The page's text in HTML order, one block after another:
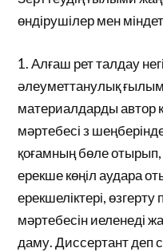
өндірушілер мен
1. Алғаш рет талдау
әлеуметтанулық
материалдарды автор
мәртебесі з
қоғамның бөле отырып,
ерекше көңіл аудара
ерекшеліктері,
мәртебесін иеленеді
даму. Диссертант деп